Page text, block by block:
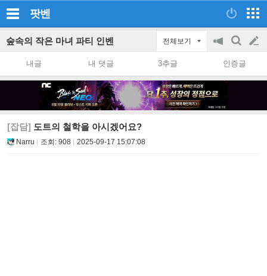
팟벤
숲속의 작은 마녀 파티 인벤 전체보기
공
on/off
검
색
글
쓰
내글 내 댓글 3추글 인증글
[잡담] 도트의 철학을 아시겠어요?
Narru 조회: 908 2025-09-17 15:07:08